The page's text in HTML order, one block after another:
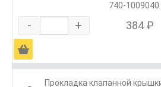
740-1009040
- + 384 ₽
Ä
Прокладка клапанной